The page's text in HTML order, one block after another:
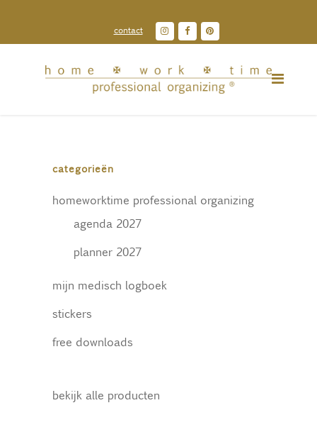
contact
categorieën
homeworktime professional organizing
agenda 2027
planner 2027
mijn medisch logboek
stickers
free downloads
bekijk alle producten